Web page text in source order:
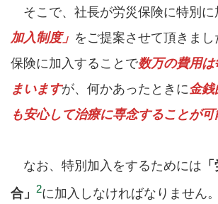
そこで、社長が労災保険に特別に
加入制度」 をご提案させて頂きまし
保険に加入することで数万の費用
まいますが、何かあったときに 金
も安心して治療に専念することが可
なお、特別加入をするためには
合」
2に加入しなければなりません